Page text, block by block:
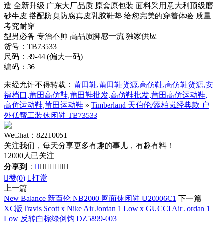
造 全新升级 广东大厂品质 原盒原包装 面料采用意大利顶级磨
砂牛皮 搭配防臭防腐真皮乳胶鞋垫 给您完美的穿着体验 质量
考究耐穿
型男必备 专治不帅 高品质脚感一流 独家供应
货号：TB73533
尺码：39-44 (偏大一码)
编码：36
未经允许不得转载： 莆田鞋,莆田鞋货源,高仿鞋,高仿鞋货源,安
福档口,莆田高仿鞋,莆田鞋批发,高仿鞋批发,莆田高仿运动鞋,
高仿运动鞋,莆田运动鞋 » Timberland 天伯伦/添柏岚经典款 户
外低帮工装休闲鞋 TB73533
WeChat：82210051
关注我们，每天分享更多有趣的事儿，有趣有料！
12000人已关注
分享到：       
赞(0) 打赏
上一篇
New Balance 新百伦 NB2000 网面休闲鞋 U20006C1 下一篇
XC版Travis Scott x Nike Air Jordan 1 Low x GUCCI Air Jordan 1
Low 反转白棕绿倒钩 DZ5899-003